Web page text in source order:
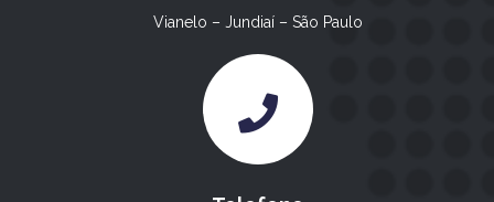
Vianelo – Jundiaí – São Paulo